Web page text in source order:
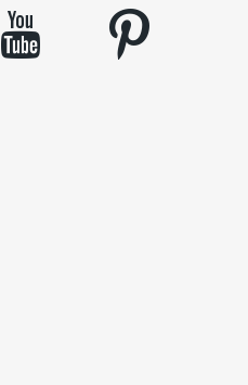
youtube
pinterest